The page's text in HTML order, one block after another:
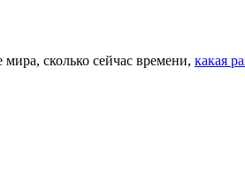
мира, сколько сейчас времени, какая